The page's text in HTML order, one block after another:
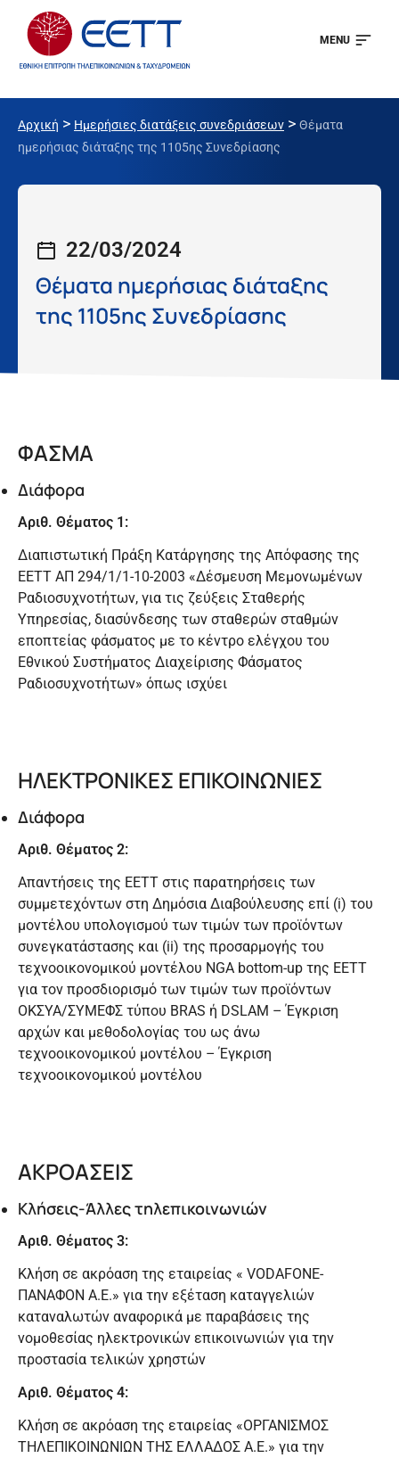
MENU
Αρχική > Ημερήσιες διατάξεις συνεδριάσεων > Θέματα
ημερήσιας διάταξης της 1105ης Συνεδρίασης
22/03/2024
Θέματα ημερήσιας διάταξης
της 1105ης Συνεδρίασης
ΦΑΣΜΑ
Διάφορα
Αριθ. Θέματος 1:
Διαπιστωτική Πράξη Κατάργησης της Απόφασης της
ΕΕΤΤ ΑΠ 294/1/1-10-2003 «Δέσμευση Μεμονωμένων
Ραδιοσυχνοτήτων, για τις ζεύξεις Σταθερής
Υπηρεσίας, διασύνδεσης των σταθερών σταθμών
εποπτείας φάσματος με το κέντρο ελέγχου του
Εθνικού Συστήματος Διαχείρισης Φάσματος
Ραδιοσυχνοτήτων» όπως ισχύει
ΗΛΕΚΤΡΟΝΙΚΕΣ ΕΠΙΚΟΙΝΩΝΙΕΣ
Διάφορα
Αριθ. Θέματος 2:
Απαντήσεις της ΕΕΤΤ στις παρατηρήσεις των
συμμετεχόντων στη Δημόσια Διαβούλευσης επί (i) του
μοντέλου υπολογισμού των τιμών των προϊόντων
συνεγκατάστασης και (ii) της προσαρμογής του
τεχνοοικονομικού μοντέλου NGA bottom-up της ΕΕΤΤ
για τον προσδιορισμό των τιμών των προϊόντων
ΟΚΣΥΑ/ΣΥΜΕΦΣ τύπου BRAS ή DSLAM – Έγκριση
αρχών και μεθοδολογίας του ως άνω
τεχνοοικονομικού μοντέλου – Έγκριση
τεχνοοικονομικού μοντέλου
ΑΚΡΟΑΣΕΙΣ
Κλήσεις-Άλλες τηλεπικοινωνιών
Αριθ. Θέματος 3:
Κλήση σε ακρόαση της εταιρείας « VODAFONE-
ΠΑΝΑΦΟΝ Α.Ε.» για την εξέταση καταγγελιών
καταναλωτών αναφορικά με παραβάσεις της
νομοθεσίας ηλεκτρονικών επικοινωνιών για την
προστασία τελικών χρηστών
Αριθ. Θέματος 4:
Κλήση σε ακρόαση της εταιρείας «ΟΡΓΑΝΙΣΜΟΣ
ΤΗΛΕΠΙΚΟΙΝΩΝΙΩΝ ΤΗΣ ΕΛΛΑΔΟΣ Α.Ε.» για την